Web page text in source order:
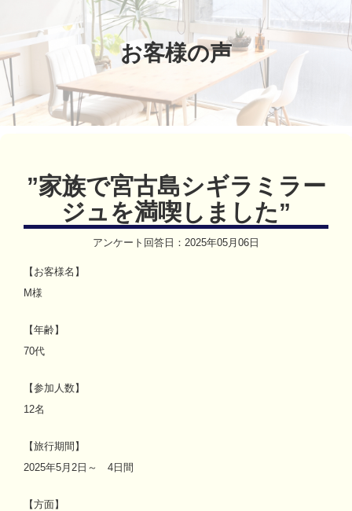
お客様の声
”家族で宮古島シギラミラー
ジュを満喫しました”
アンケート回答日： 2025年05月06日
【お客様名】
M様
【年齢】
70代
【参加人数】
12名
【旅行期間】
2025年5月2日～ 4日間
【方面】